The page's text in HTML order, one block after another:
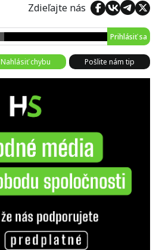
Zdieľajte nás
Prihlásiť sa
Nahlásiť chybu Pošlite nám tip